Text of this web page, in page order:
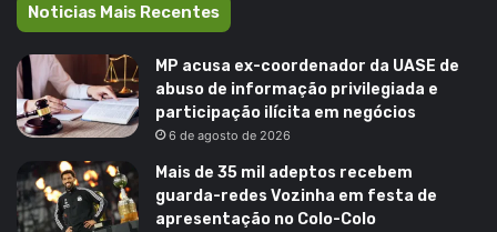
Noticias Mais Recentes
MP acusa ex-coordenador da UASE de
abuso de informação privilegiada e
participação ilícita em negócios
6 de agosto de 2026
Mais de 35 mil adeptos recebem
guarda-redes Vozinha em festa de
apresentação no Colo-Colo